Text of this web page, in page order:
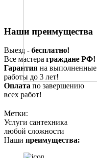
Наши преимущества
Выезд - бесплатно!
Все мастера граждане РФ!
Гарантия на выполненные
работы до 3 лет!
Оплата по завершению
всех работ!
Метки:
Услуги сантехника
любой сложности
Наши преимущества: